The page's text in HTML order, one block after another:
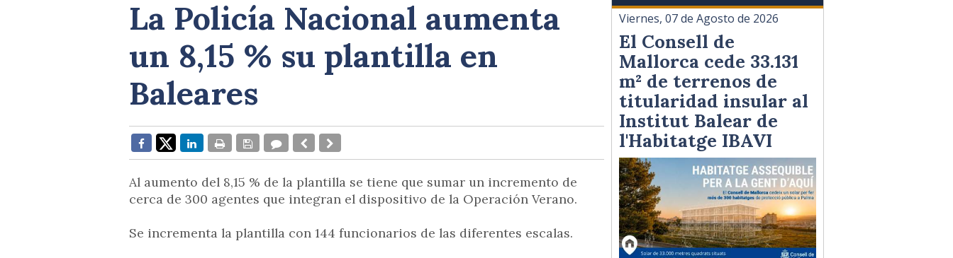
La Policía Nacional aumenta
un 8,15 % su plantilla en
Baleares
Al aumento del 8,15 % de la plantilla se tiene que sumar un incremento de
cerca de 300 agentes que integran el dispositivo de la Operación Verano.
Se incrementa la plantilla con 144 funcionarios de las diferentes escalas.
Viernes, 07 de Agosto de 2026
El Consell de
Mallorca cede 33.131
m² de terrenos de
titularidad insular al
Institut Balear de
l'Habitatge IBAVI